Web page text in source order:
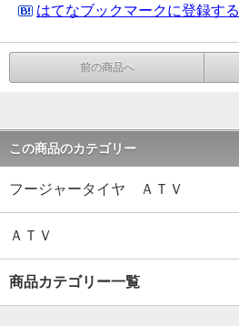
はてなブックマークに登録する
前の商品へ
この商品のカテゴリー
フージャータイヤ ＡＴＶ
ＡＴＶ
商品カテゴリー一覧